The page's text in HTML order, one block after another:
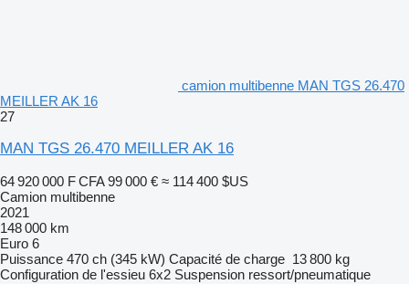
camion multibenne MAN TGS 26.470
MEILLER AK 16
27
MAN TGS 26.470 MEILLER AK 16
64 920 000 F CFA 99 000 € ≈ 114 400 $US
Camion multibenne
2021
148 000 km
Euro 6
Puissance 470 ch (345 kW) Capacité de charge 13 800 kg
Configuration de l'essieu 6x2 Suspension ressort/pneumatique